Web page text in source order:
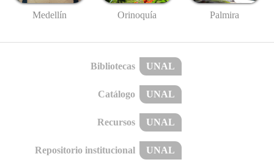
Medellín Orinoquía Palmira
Bibliotecas UNAL
Catálogo UNAL
Recursos UNAL
Repositorio institucional UNAL